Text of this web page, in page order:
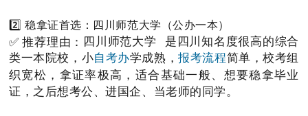
2️⃣ 稳拿证首选：四川师范大学（公办一本）
✅ 推荐理由： 四川师范大学
是四川知名度很高的综合
类一本院校，小自考办学成熟，报考流程简单，校考组
织宽松，拿证率极高，适合基础一般、想要稳拿毕业
证，之后想考公、进国企、当老师的同学。